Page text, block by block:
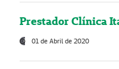
Prestador Clínica
01 de Abril de 2020